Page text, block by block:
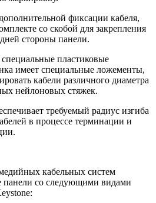
фиксации кабеля,
со скобой для закрепления
стороны панели.
пластиковые
имеет специальные ложементы,
кабели различного диаметра
нейлоновых стяжек.
требуемый радиус изгиба
в процессе терминации и
кабельных систем
панели со следующими видами